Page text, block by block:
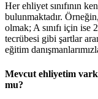
Her ehliyet sınıfının
bulunmaktadır.
olmak; A sınıfı için ise
tecrübesi gibi şartlar
eğitim
Mevcut ehliyetim
mu?